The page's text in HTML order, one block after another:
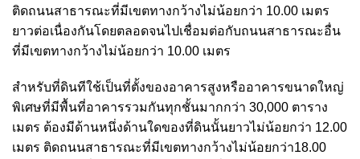
ติดถนนสาธารณะที่มีเขตทางกว้างไม่น้อยกว่า 10.00 เมตร
ยาวต่อเนื่องกันโดยตลอดจนไปเชื่อมต่อกับถนนสาธารณะอื่น
ที่มีเขตทางกว้างไม่น้อยกว่า 10.00 เมตร
สำหรับที่ดินทีใช้เป็นที่ตั้งของอาคารสูงหรืออาคารขนาดใหญ่
พิเศษที่มีพื้นที่อาคารรวมกันทุกชั้นมากกว่า 30,000 ตาราง
เมตร ต้องมีด้านหนึ่งด้านใดของที่ดินนั้นยาวไม่น้อยกว่า 12.00
เมตร ติดถนนสาธารณะที่มีเขตทางกว้างไม่น้อยกว่า18.00